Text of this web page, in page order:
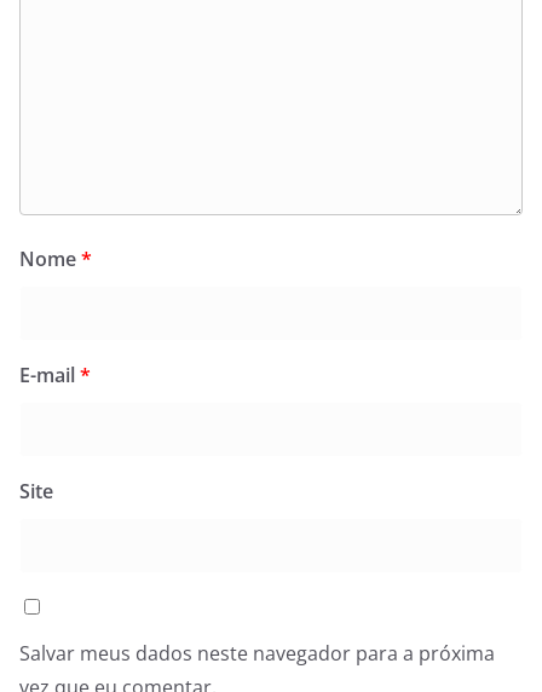
Nome*
E-mail*
Site
Salvar meus dados neste navegador para a próxima